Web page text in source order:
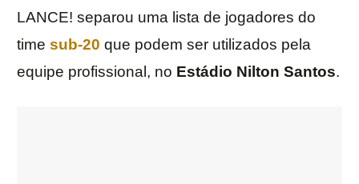
LANCE! separou uma lista de jogadores do
time sub-20 que podem ser utilizados pela
equipe profissional, no Estádio Nilton Santos.